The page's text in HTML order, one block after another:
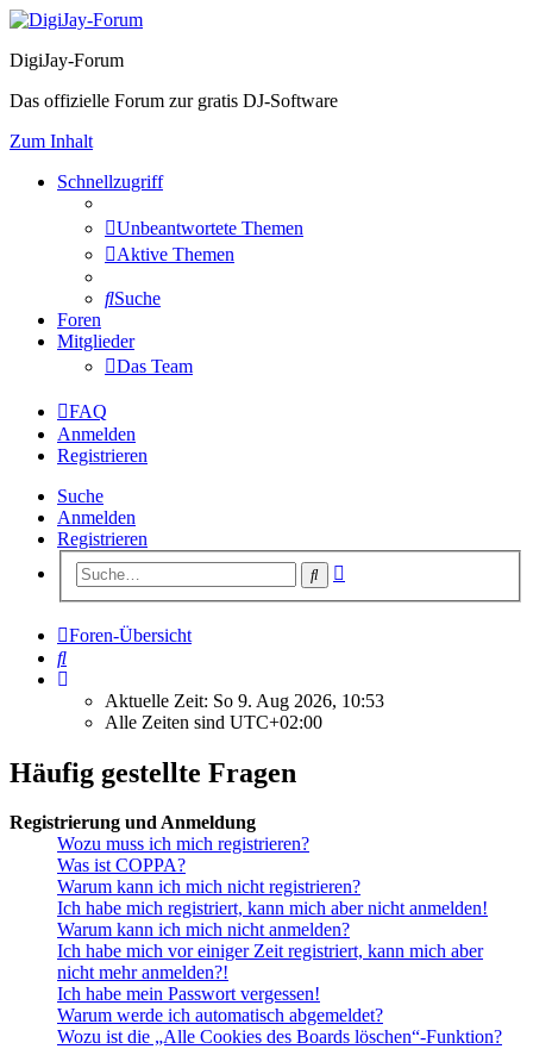
DigiJay-Forum
Das offizielle Forum zur gratis DJ-Software
Zum Inhalt
Schnellzugriff
Unbeantwortete Themen
Aktive Themen
Suche
Foren
Mitglieder
Das Team
FAQ
Anmelden
Registrieren
Suche
Anmelden
Registrieren
Suche
Foren-Übersicht
Suche
Aktuelle Zeit: So 9. Aug 2026, 10:53
Alle Zeiten sind UTC+02:00
Häufig gestellte Fragen
Registrierung und Anmeldung
Wozu muss ich mich registrieren?
Was ist COPPA?
Warum kann ich mich nicht registrieren?
Ich habe mich registriert, kann mich aber nicht anmelden!
Warum kann ich mich nicht anmelden?
Ich habe mich vor einiger Zeit registriert, kann mich aber
nicht mehr anmelden?!
Ich habe mein Passwort vergessen!
Warum werde ich automatisch abgemeldet?
Wozu ist die „Alle Cookies des Boards löschen“-Funktion?